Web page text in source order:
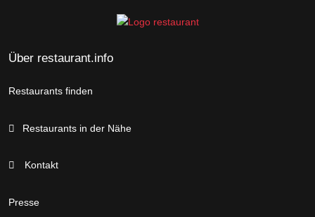
Über restaurant.info
Restaurants finden
Restaurants in der Nähe
Kontakt
Presse